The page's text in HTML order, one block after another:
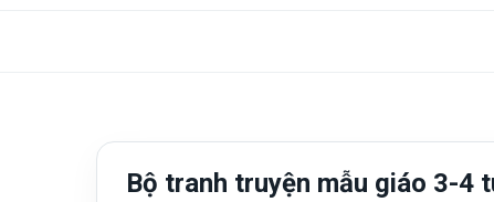
Bộ tranh truyện mẫu giáo 3-4